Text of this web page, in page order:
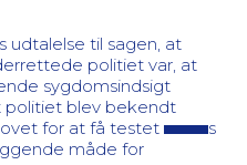
s udtalelse til sagen, at
politiet var, at
sygdomsindsigt
politiet blev bekendt
for at få testet
s
måde for